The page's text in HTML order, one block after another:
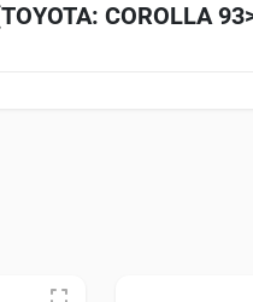
COROLLA